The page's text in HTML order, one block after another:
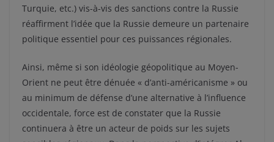
Turquie, etc.) vis-à-vis des sanctions contre la Russie
réaffirment l’idée que la Russie demeure un partenaire
politique essentiel pour ces puissances régionales.
Ainsi, même si son idéologie géopolitique au Moyen-
Orient ne peut être dénuée « d’anti-américanisme » ou
au minimum de défense d’une alternative à l’influence
occidentale, force est de constater que la Russie
continuera à être un acteur de poids sur les sujets